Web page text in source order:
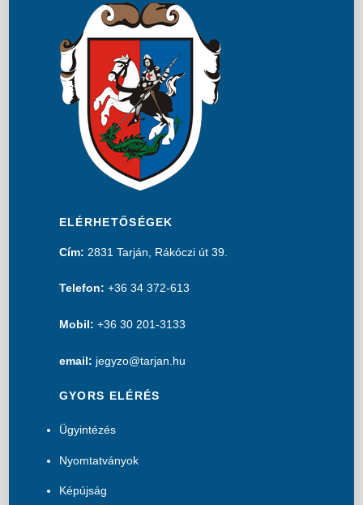
ELÉRHETŐSÉGEK
Cím: 2831 Tarján, Rákóczi út 39.
Telefon: +36 34 372-613
Mobil: +36 30 201-3133
email: jegyzo@tarjan.hu
GYORS ELÉRÉS
Ügyintézés
Nyomtatványok
Képújság